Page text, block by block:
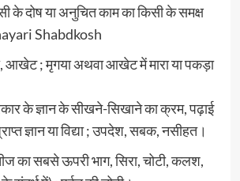
के दोष या अनुचित काम का किसी के समक्ष
Shabdkosh
आखेट ; मृगया अथवा आखेट में मारा या पकड़ा
के ज्ञान के सीखने-सिखाने का क्रम, पढ़ाई
ज्ञान या विद्या ; उपदेश, सबक, नसीहत।
का सबसे ऊपरी भाग, सिरा, चोटी, कलश,